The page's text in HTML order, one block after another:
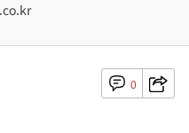
0